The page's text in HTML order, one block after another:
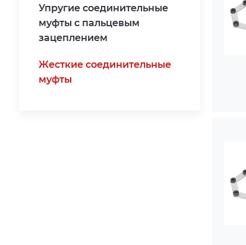
Упругие соединительные
муфты с пальцевым
зацеплением
Жесткие соединительные
муфты